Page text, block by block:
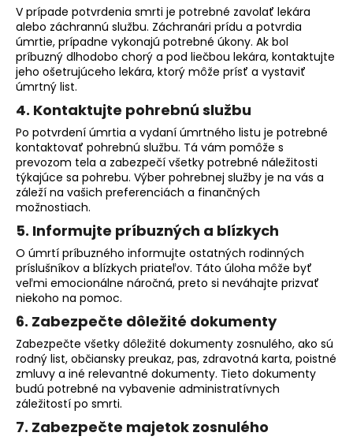
V prípade potvrdenia smrti je potrebné zavolať lekára
alebo záchrannú službu. Záchranári prídu a potvrdia
úmrtie, prípadne vykonajú potrebné úkony. Ak bol
príbuzný dlhodobo chorý a pod liečbou lekára, kontaktujte
jeho ošetrujúceho lekára, ktorý môže prísť a vystaviť
úmrtný list.
4. Kontaktujte pohrebnú službu
Po potvrdení úmrtia a vydaní úmrtného listu je potrebné
kontaktovať pohrebnú službu. Tá vám pomôže s
prevozom tela a zabezpečí všetky potrebné náležitosti
týkajúce sa pohrebu. Výber pohrebnej služby je na vás a
záleží na vašich preferenciách a finančných
možnostiach.
5. Informujte príbuzných a blízkych
O úmrtí príbuzného informujte ostatných rodinných
príslušníkov a blízkych priateľov. Táto úloha môže byť
veľmi emocionálne náročná, preto si neváhajte prizvať
niekoho na pomoc.
6. Zabezpečte dôležité dokumenty
Zabezpečte všetky dôležité dokumenty zosnulého, ako sú
rodný list, občiansky preukaz, pas, zdravotná karta, poistné
zmluvy a iné relevantné dokumenty. Tieto dokumenty
budú potrebné na vybavenie administratívnych
záležitostí po smrti.
7. Zabezpečte majetok zosnulého
HĽADAŤ
O
d
p
o
r
ú
č
a
m
e
PÁNSKY
KOŽENÝ
NÁRAMOK,
COGNAC
KOŽA
€160